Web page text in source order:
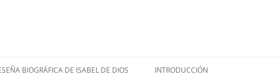
BIOGRÁFICA DE ISABEL DE DIOS INTRODUCCIÓN